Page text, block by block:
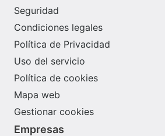
Seguridad
Condiciones legales
Política de Privacidad
Uso del servicio
Política de cookies
Mapa web
Gestionar cookies
Empresas